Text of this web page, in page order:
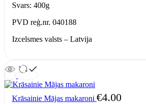
Svars: 400g
PVD reģ.nr. 040188
Izcelsmes valsts – Latvija
Krāsainie Mājas makaroni €4.00